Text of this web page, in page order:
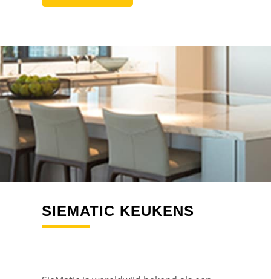
SIEMATIC KEUKENS